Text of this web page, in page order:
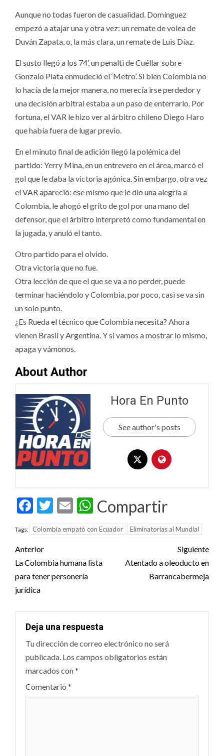
Aunque no todas fueron de casualidad. Domínguez
empezó a atajar una y otra vez: un remate de volea de
Duván Zapata, o, la más clara, un remate de Luis Díaz.
El susto llegó a los 74’, un penalti de Cuéllar sobre
Gonzalo Plata enmudeció el ‘Metro’. Si bien Colombia no
lo hacía de la mejor manera, no merecía irse perdedor y
una decisión arbitral estaba a un paso de enterrarlo. Por
fortuna, el VAR le hizo ver al árbitro chileno Diego Haro
que había fuera de lugar previo.
En el minuto final de adición llegó la polémica del
partido: Yerry Mina, en un entrevero en el área, marcó el
gol que le daba la victoria agónica. Sin embargo, otra vez
el VAR apareció: ese mismo que le dio una alegría a
Colombia, le ahogó el grito de gol por una mano del
defensor, que el árbitro interpretó como fundamental en
la jugada, y anuló el tanto.
Otro partido para el olvido.
Otra victoria que no fue.
Otra lección de que el que se va a no perder, puede
terminar haciéndolo y Colombia, por poco, casi se va sin
un solo punto.
¿Es Rueda el técnico que Colombia necesita? Ahora
vienen Brasil y Argentina. Y si vamos a mostrar lo mismo,
apaga y vámonos.
About Author
Hora En Punto
See author's posts
Facebook
Twitter
EmailWhatsApp
Compartir
Tags: Colombia empató con Ecuador Eliminatorias al Mundial
Post
navigation
Anterior
La Colombia humana lista
para tener personería
jurídica
Siguiente
Atentado a oleoducto en
Barrancabermeja
Deja una respuesta
Tu dirección de correo electrónico no será
publicada. Los campos obligatorios están
marcados con*
Comentario *